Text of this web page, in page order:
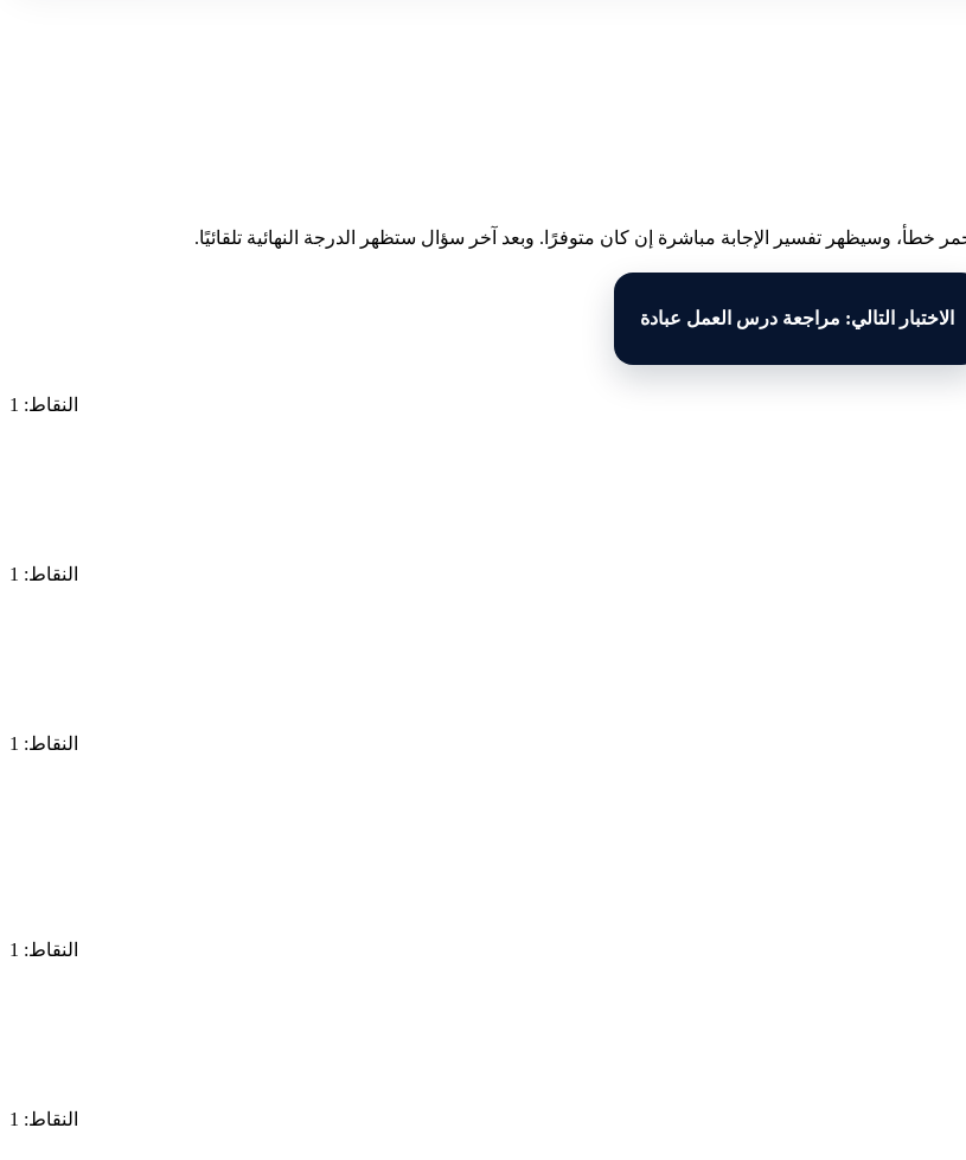
خطأ، وسيظهر تفسير الإجابة مباشرة إن كان متوفرًا. وبعد آخر سؤال ستظهر الدرجة النهائية تلقائيًا.
الاختبار التالي: مراجعة درس العمل عبادة
النقاط: 1
النقاط: 1
النقاط: 1
النقاط: 1
النقاط: 1